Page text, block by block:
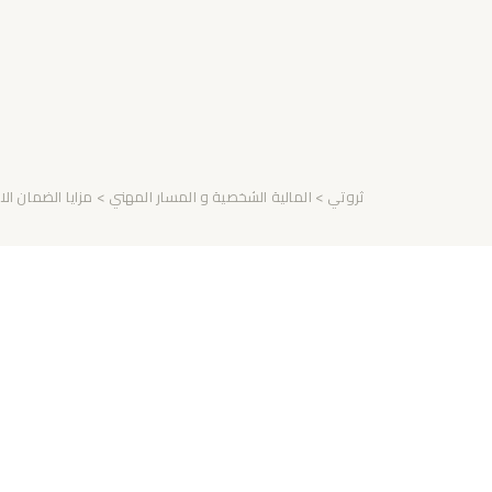
ثروتي > المالية الشخصية و المسار المهني > مزايا الضمان